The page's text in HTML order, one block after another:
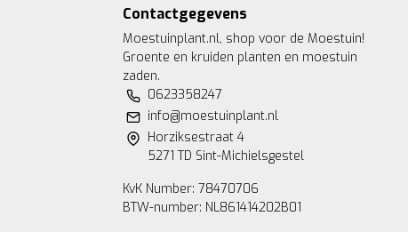
Contactgegevens
Moestuinplant.nl, shop voor de Moestuin!
Groente en kruiden planten en moestuin
zaden.
0623358247
info@moestuinplant.nl
Horziksestraat 4
5271 TD Sint-Michielsgestel
KvK Number: 78470706
BTW-number: NL861414202B01